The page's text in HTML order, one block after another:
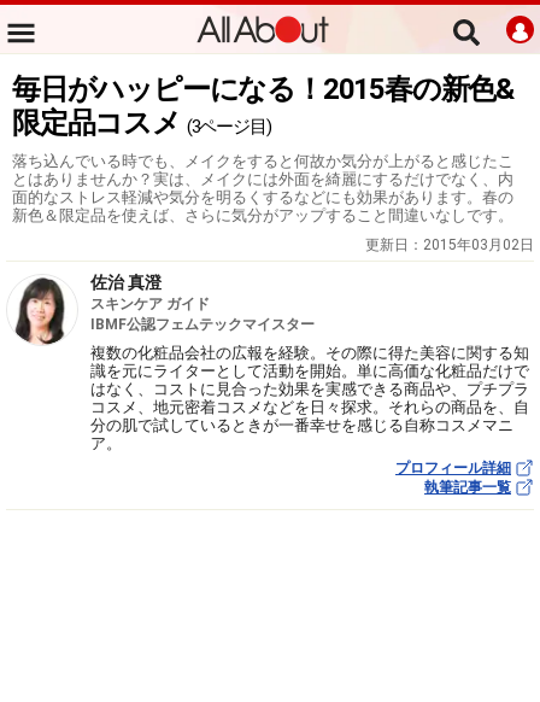
毎日がハッピーになる！2015春の新色&
限定品コスメ (3ページ目)
落ち込んでいる時でも、メイクをすると何故か気分が上がると感じたこ
とはありませんか？実は、メイクには外面を綺麗にするだけでなく、内
面的なストレス軽減や気分を明るくするなどにも効果があります。春の
新色＆限定品を使えば、さらに気分がアップすること間違いなしです。
更新日： 2015年03月02日
佐治 真澄
スキンケア ガイド
IBMF公認フェムテックマイスター
複数の化粧品会社の広報を経験。その際に得た美容に関する知
識を元にライターとして活動を開始。単に高価な化粧品だけで
はなく、コストに見合った効果を実感できる商品や、プチプラ
コスメ、地元密着コスメなどを日々探求。それらの商品を、自
分の肌で試しているときが一番幸せを感じる自称コスメマニ
ア。
プロフィール詳細
執筆記事一覧